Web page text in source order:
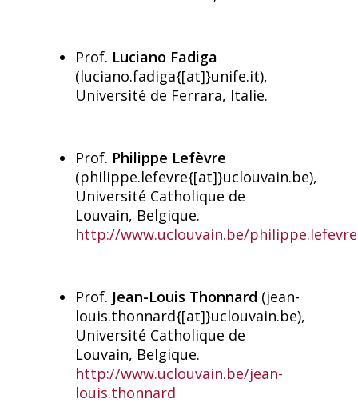
Prof. Luciano Fadiga
(luciano.fadiga{[at]}unife.it),
Université de Ferrara, Italie.
Prof. Philippe Lefèvre
(philippe.lefevre{[at]}uclouvain.be),
Université Catholique de
Louvain, Belgique.
http://www.uclouvain.be/philippe.lefevre
Prof. Jean-Louis Thonnard (jean-
louis.thonnard{[at]}uclouvain.be),
Université Catholique de
Louvain, Belgique.
http://www.uclouvain.be/jean-
louis.thonnard